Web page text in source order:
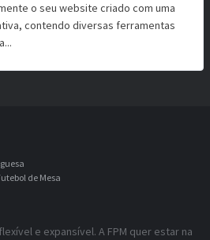
o seu website criado com uma
contendo diversas ferramentas
de Mesa
e expansível. A FPM quer estar na